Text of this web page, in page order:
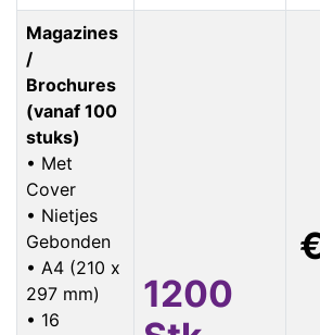
Magazines
/
Brochures
(vanaf 100
stuks)
• Met
Cover
• Nietjes
Gebonden
• A4 (210 x
297 mm)
• 16
1200